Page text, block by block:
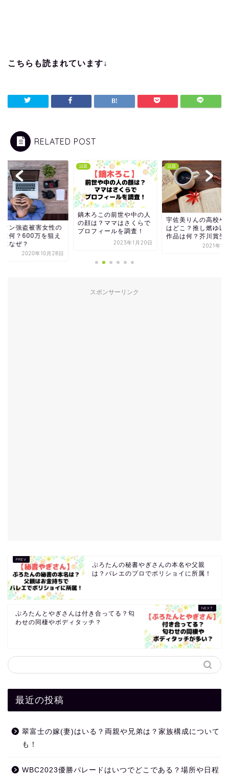
こちらも読まれています↓
RELATED POST
マン強盗被害女性の
は何？600万を狙え
はなぜ？
2020年10月28日
話題
鏑木ろこの前世や中の人
の顔は？ママはさくらで
プロフィールを調査！
2023年1月20日
話題
宇佐美りんの高校や
はどこ？推し燃ゆ以
作品は何？芥川賞受
2021年1
スポンサーリンク
ぷろたんの秘書やぎさんの本名や父親
は？バレエのプロでボリショイに所属！
ぷろたんとやぎさんは付き合ってる？匂
わせの同棲やボディタッチ？
最近の投稿
翠富士の嫁(妻)はいる？両親や兄弟は？家族構成について
も！
WBC2023優勝パレードはいつでどこである？場所や日程